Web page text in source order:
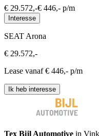
€ 29.572,-€ 446,- p/m
Interesse
SEAT Arona
€ 29.572,-
Lease vanaf € 446,- p/m
Ik heb interesse
Tex Bijl Automotive in